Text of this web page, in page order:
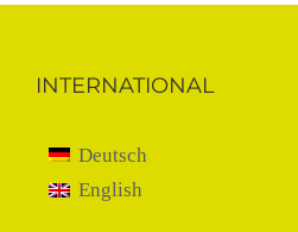
INTERNATIONAL
Deutsch
English